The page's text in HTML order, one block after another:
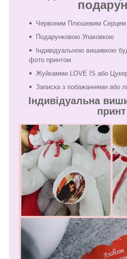
Червоним Плюшевим Серцем
Подарунковою Упаковкою
Індивідуальною вишивкою
фото принтом
Жуйкамми LOVE IS або
Записка з побажаннями або
Індивідуальна
принт